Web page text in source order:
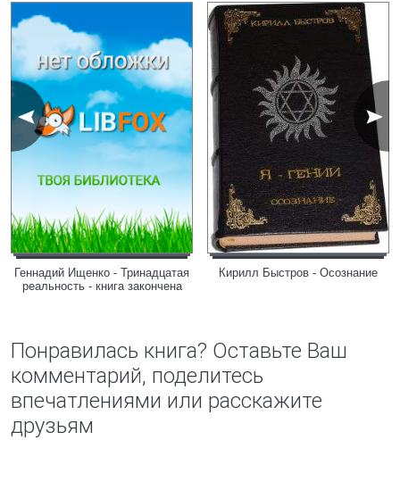
Геннадий Ищенко - Тринадцатая
реальность - книга закончена
Кирилл Быстров - Осознание
Понравилась книга? Оставьте Ваш
комментарий, поделитесь
впечатлениями или расскажите
друзьям